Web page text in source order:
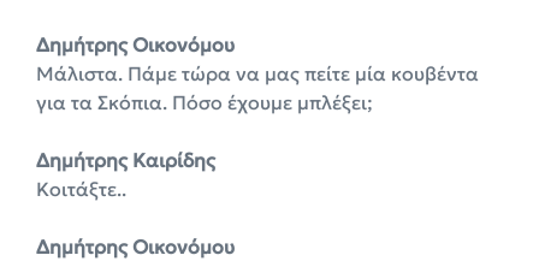
Δημήτρης Οικονόμου
Μάλιστα. Πάμε τώρα να μας πείτε μία κουβέντα
για τα Σκόπια. Πόσο έχουμε μπλέξει;
Δημήτρης Καιρίδης
Κοιτάξτε..
Δημήτρης Οικονόμου